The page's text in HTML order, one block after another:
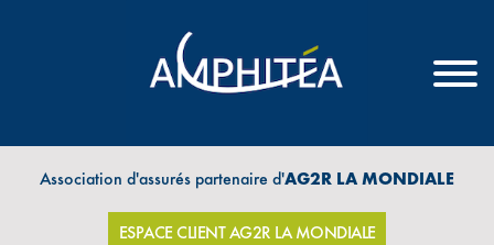
Association d'assurés partenaire d'AG2R LA MONDIALE
ESPACE CLIENT AG2R LA MONDIALE